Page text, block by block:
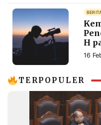
H
16
TERPOPULER